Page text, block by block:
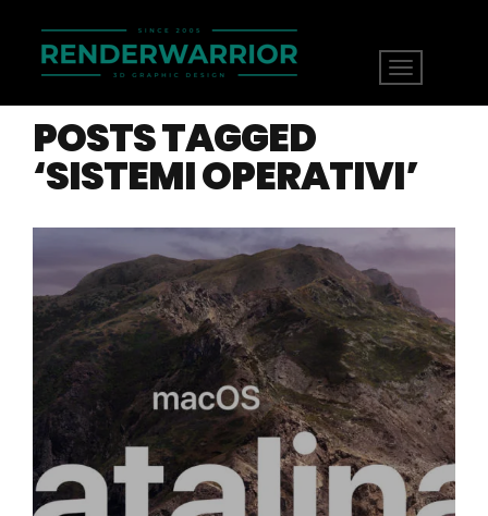
POSTS TAGGED
‘SISTEMI OPERATIVI’